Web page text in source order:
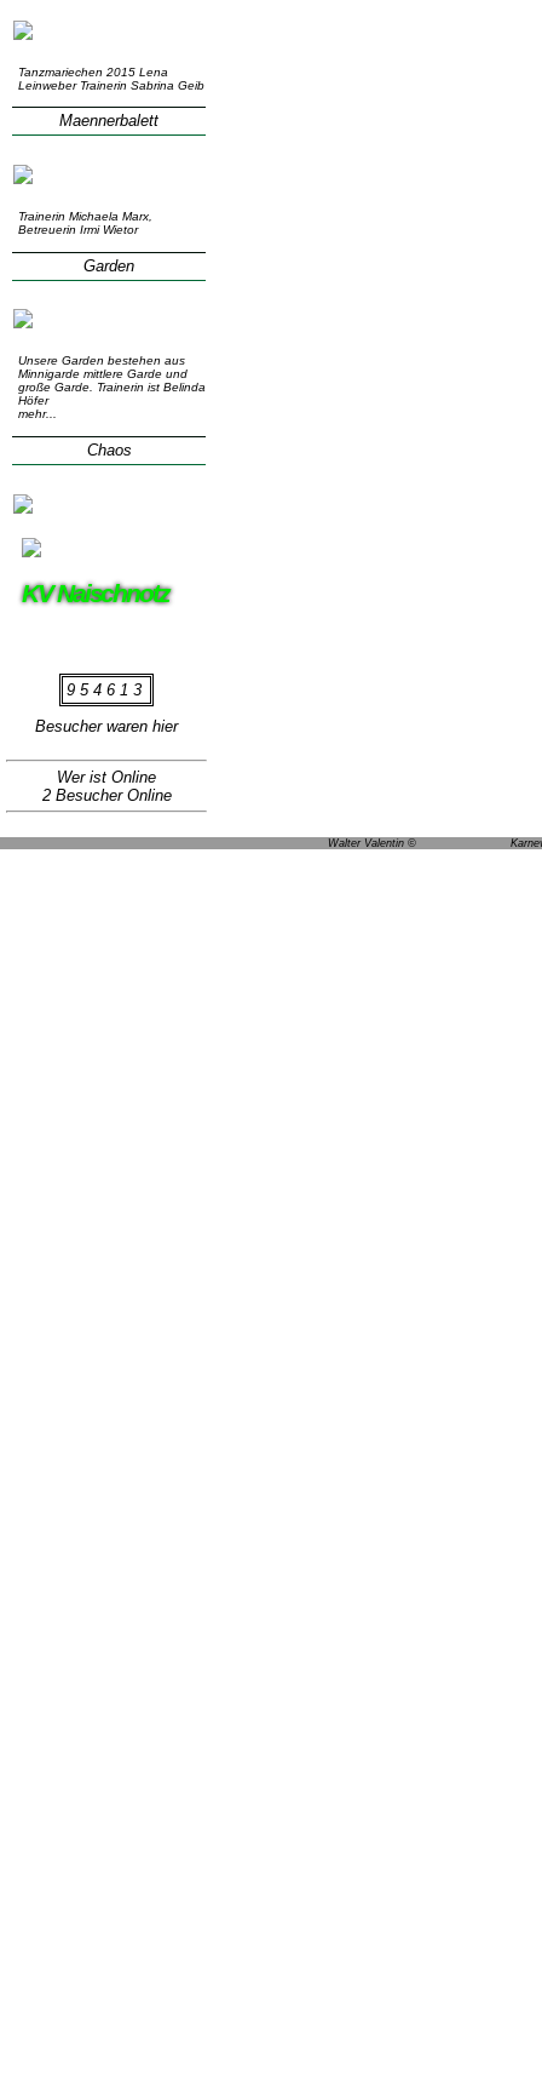
Tanzmariechen 2015 Lena
Leinweber Trainerin Sabrina Geib
Maennerbalett
Trainerin Michaela Marx,
Betreuerin Irmi Wietor
Garden
Unsere Garden bestehen aus
Minnigarde mittlere Garde und
große Garde. Trainerin ist Belinda
Höfer
mehr...
Chaos
KV Naischnotz
954613
Besucher waren hier
Wer ist Online
2 Besucher Online
Walter Valentin ©